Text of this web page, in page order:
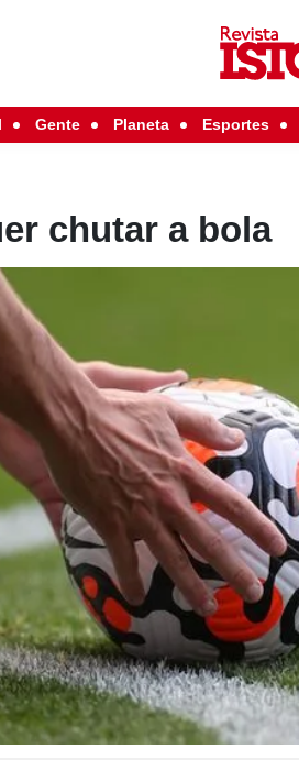
Gente Planeta Esportes
chutar a bola